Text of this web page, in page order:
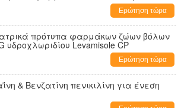
Ερώτηση τώρα
πρότυπα φαρμάκων ζώων βόλων
υδροχλωριδίου Levamisole CP
Ερώτηση τώρα
& Βενζατίνη πενικιλίνη για ένεση